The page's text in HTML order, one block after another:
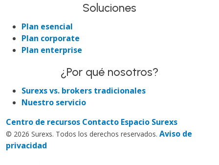
Soluciones
Plan esencial
Plan corporate
Plan enterprise
¿Por qué nosotros?
Surexs vs. brokers tradicionales
Nuestro servicio
Centro de recursos Contacto Espacio Surexs
© 2026 Surexs. Todos los derechos reservados. Aviso de
privacidad